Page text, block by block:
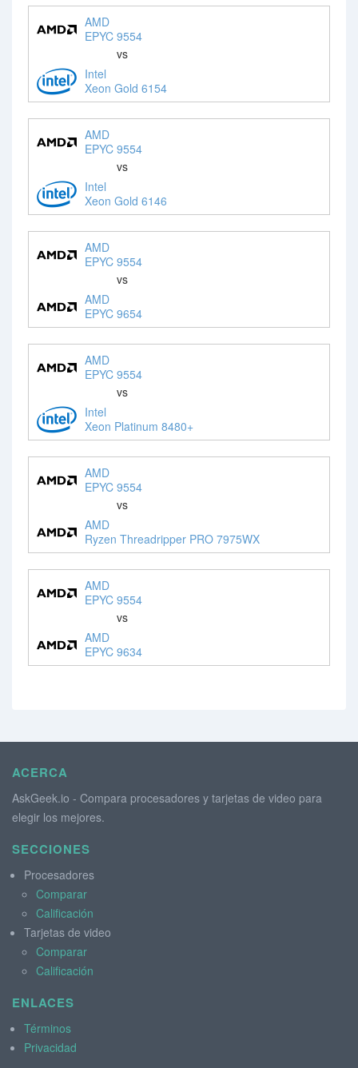
AMD
EPYC 9554
vs
Intel
Xeon Gold 6154
AMD
EPYC 9554
vs
Intel
Xeon Gold 6146
AMD
EPYC 9554
vs
AMD
EPYC 9654
AMD
EPYC 9554
vs
Intel
Xeon Platinum 8480+
AMD
EPYC 9554
vs
AMD
Ryzen Threadripper PRO 7975WX
AMD
EPYC 9554
vs
AMD
EPYC 9634
ACERCA
AskGeek.io - Compara procesadores y tarjetas de video para
elegir los mejores.
SECCIONES
Procesadores
Comparar
Calificación
Tarjetas de video
Comparar
Calificación
ENLACES
Términos
Privacidad